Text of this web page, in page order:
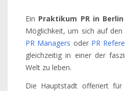
Ein Praktikum PR in Berlin
Möglichkeit, um sich auf
PR Managers oder PR
gleichzeitig in einer der
Welt zu leben.
Die Hauptstadt offeriert für